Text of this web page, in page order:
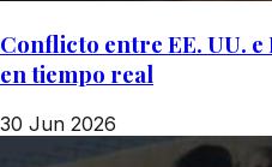
Conflicto entre EE. UU.
en tiempo real
30 Jun 2026